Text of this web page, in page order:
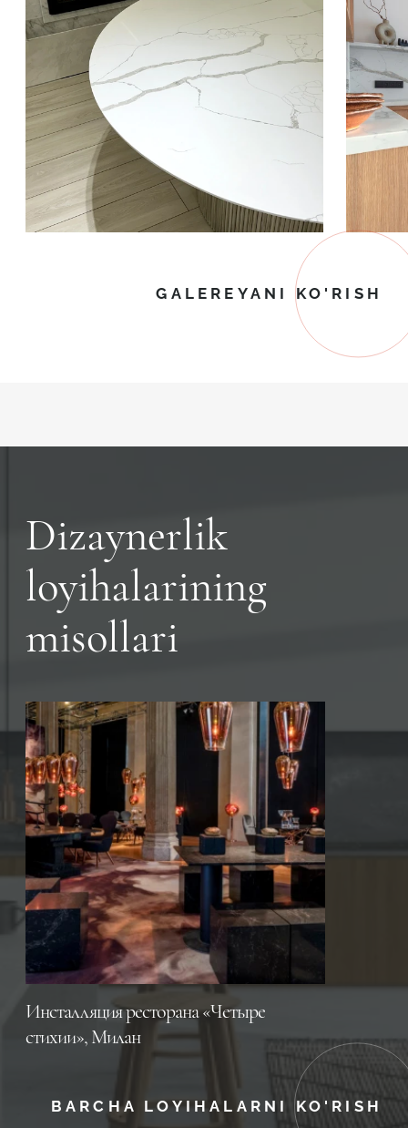
GALEREYANI KO'RISH
Dizaynerlik
loyihalarining
misollari
Инсталляция ресторана «Четыре
стихии», Милан
BARCHA LOYIHALARNI KO'RISH